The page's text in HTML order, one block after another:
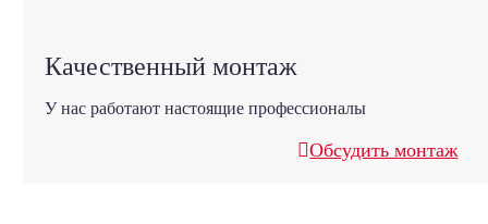
Качественный монтаж
У нас работают настоящие профессионалы
Обсудить монтаж